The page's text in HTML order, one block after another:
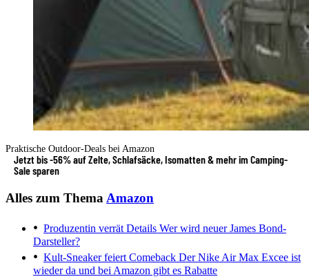
Praktische Outdoor-Deals bei Amazon
Jetzt bis -56% auf Zelte, Schlafsäcke, Isomatten & mehr im Camping-
Sale sparen
Alles zum Thema Amazon
Produzentin verrät Details Wer wird neuer James Bond-
Darsteller?
Kult-Sneaker feiert Comeback Der Nike Air Max Excee ist
wieder da und bei Amazon gibt es Rabatte